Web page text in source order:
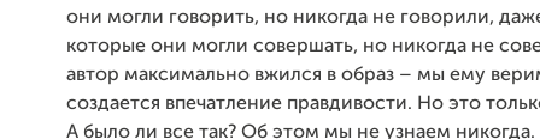
они могли говорить, но никогда не говорили,
которые они могли совершать, но никогда не
автор максимально вжился в образ – мы ему
создается впечатление правдивости. Но это
А было ли все так? Об этом мы не узнаем никогда.